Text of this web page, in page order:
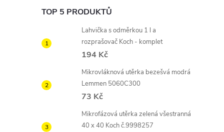
TOP 5 PRODUKTŮ
Lahvička s odměrkou 1 l a
rozprašovač Koch - komplet
194 Kč
Mikrovláknová utěrka bezešvá modrá
Lemmen 5060C300
73 Kč
Mikrofázová utěrka zelená všestranná
40 x 40 Koch č.9998257